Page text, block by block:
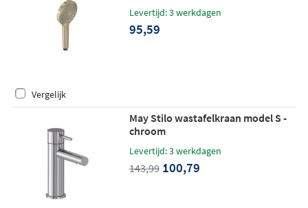
Levertijd: 3 werkdagen
95,59
Vergelijk
May Stilo wastafelkraan model S -
chroom
Levertijd: 3 werkdagen
143,99 100,79